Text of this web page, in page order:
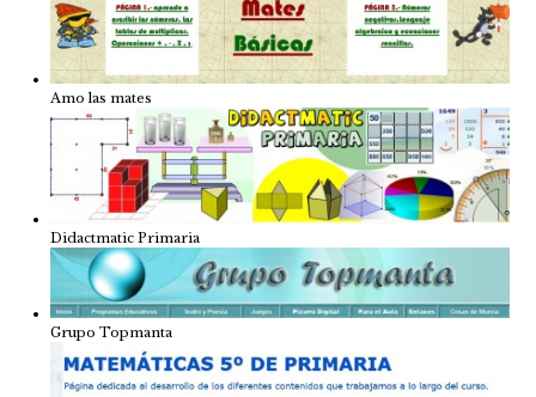
Amo las mates
Didactmatic Primaria
Grupo Topmanta